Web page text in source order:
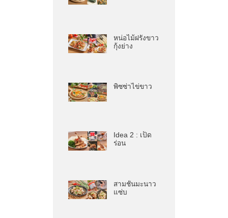
หน่อไม้ฝรั่งขาว
กุ้งย่าง
พิซซ่าไข่ขาว
Idea 2 : เป็ด
ร่อน
สามชั้นมะนาว
แซ่บ